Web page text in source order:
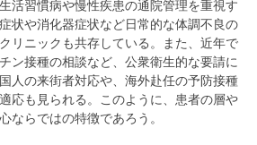
活習慣病や慢性疾患の通院管理を重視す
状や消化器症状など日常的な体調不良の
リニックも共存している。また、近年で
ン接種の相談など、公衆衛生的な要請に
人の来街者対応や、海外赴任の予防接種
応も見られる。このように、患者の層や
ならではの特徴であろう。